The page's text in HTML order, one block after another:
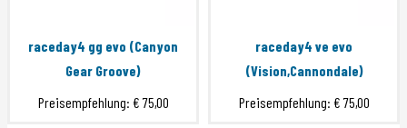
raceday4 gg evo (Canyon
Gear Groove)
Preisempfehlung: € 75,00
raceday4 ve evo
(Vision,Cannondale)
Preisempfehlung: € 75,00